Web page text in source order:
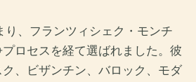
り、フランツィシェク・モンチ
ロセスを経て選ばれました。彼
、ビザンチン、バロック、モダ